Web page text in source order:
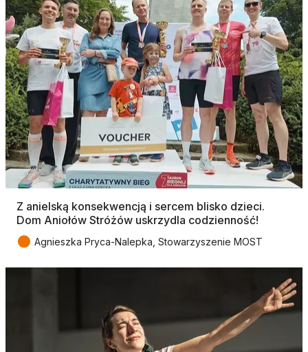
Z anielską konsekwencją i sercem blisko dzieci.
Dom Aniołów Stróżów uskrzydla codzienność!
● Agnieszka Pryca-Nalepka, Stowarzyszenie MOST